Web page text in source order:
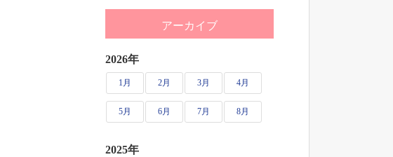
アーカイブ
2026年
1月 2月 3月 4月
5月 6月 7月 8月
2025年